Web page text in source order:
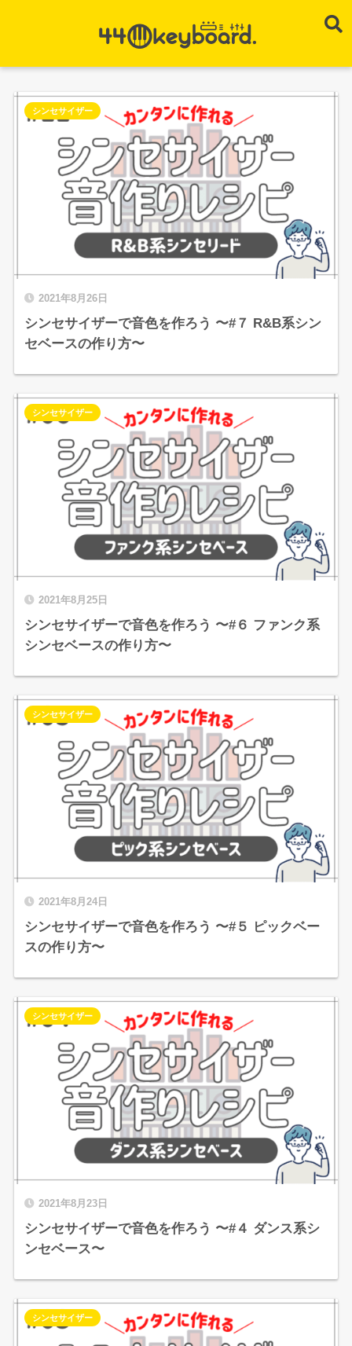
2021年8月26日
シンセサイザーで音色を作ろう 〜#７ R&B系シン
セベースの作り方〜
シンセサイザー
2021年8月25日
シンセサイザーで音色を作ろう 〜#６ ファンク系
シンセベースの作り方〜
シンセサイザー
2021年8月24日
シンセサイザーで音色を作ろう 〜#５ ピックベー
スの作り方〜
シンセサイザー
2021年8月23日
シンセサイザーで音色を作ろう 〜#４ ダンス系シ
ンセベース〜
シンセサイザー
シンセサイザー